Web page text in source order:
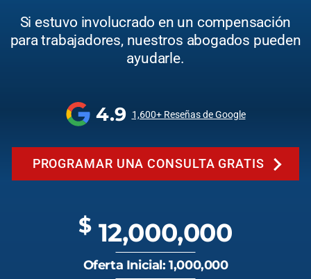
Si estuvo involucrado en un compensación
para trabajadores, nuestros abogados pueden
ayudarle.
4.9 1,600+ Reseñas de Google
PROGRAMAR UNA CONSULTA GRATIS
$ 12,000,000
Oferta Inicial: 1,000,000